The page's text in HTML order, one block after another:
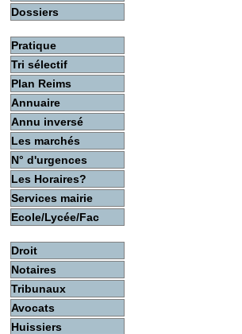
Dossiers
Pratique
Tri sélectif
Plan Reims
Annuaire
Annu inversé
Les marchés
N° d'urgences
Les Horaires?
Services mairie
Ecole/Lycée/Fac
Droit
Notaires
Tribunaux
Avocats
Huissiers